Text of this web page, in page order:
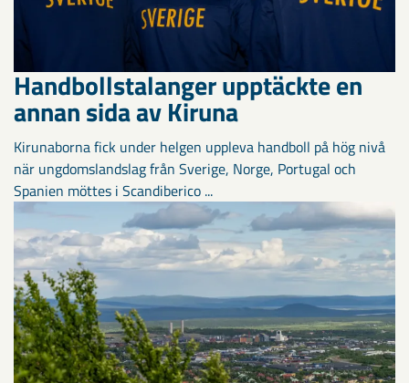
Handbollstalanger upptäckte en
annan sida av Kiruna
Kirunaborna fick under helgen uppleva handboll på hög nivå
när ungdomslandslag från Sverige, Norge, Portugal och
Spanien möttes i Scandiberico ...